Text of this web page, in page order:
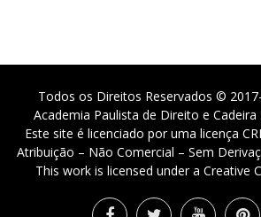
Todos os Direitos Reservados ©
Academia Paulista de Direito e
Este site é licenciado por uma licença
Atribuição – Não Comercial – Sem
This work is licensed under a Creative